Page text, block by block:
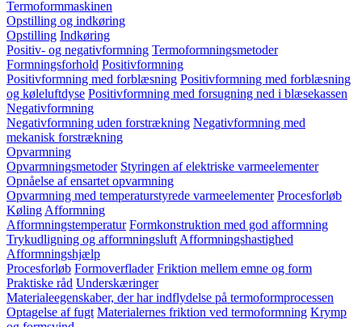
Termoformmaskinen
Opstilling og indkøring
Opstilling Indkøring
Positiv- og negativformning Termoformningsmetoder
Formningsforhold Positivformning
Positivformning med forblæsning Positivformning med forblæsning
og køleluftdyse Positivformning med forsugning ned i blæsekassen
Negativformning
Negativformning uden forstrækning Negativformning med
mekanisk forstrækning
Opvarmning
Opvarmningsmetoder Styringen af elektriske varmeelementer
Opnåelse af ensartet opvarmning
Opvarmning med temperaturstyrede varmeelementer Procesforløb
Køling Afformning
Afformningstemperatur Formkonstruktion med god afformning
Trykudligning og afformningsluft Afformningshastighed
Afformningshjælp
Procesforløb Formoverflader Friktion mellem emne og form
Praktiske råd Underskæringer
Materialeegenskaber, der har indflydelse på termoformprocessen
Optagelse af fugt Materialernes friktion ved termoformning Krymp